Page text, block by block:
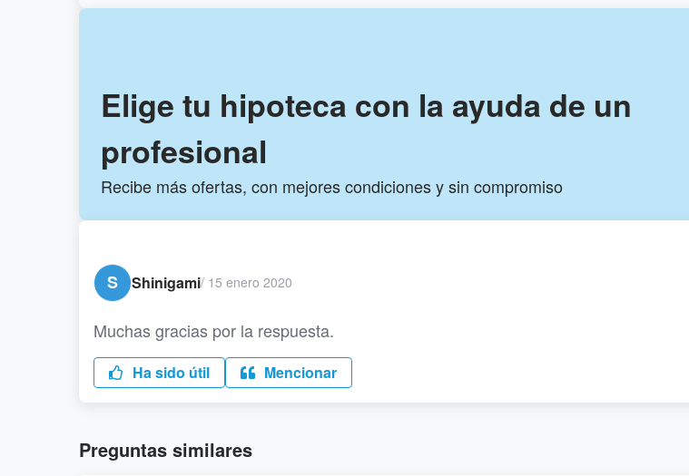
Elige tu hipoteca con la ayuda de un
profesional
Recibe más ofertas, con mejores condiciones y sin compromiso
S
Shinigami/ 15 enero 2020
Muchas gracias por la respuesta.
Ha sido útil Mencionar
Preguntas similares